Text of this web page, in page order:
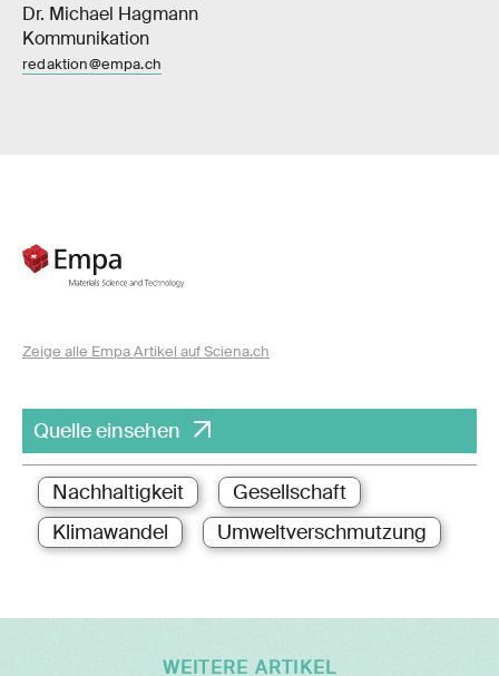
Dr. Michael Hagmann
Kommunikation
redaktion@empa.ch
Zeige alle Empa Artikel auf Sciena.ch
Quelle einsehen
Nachhaltigkeit
Gesellschaft
Klimawandel
Umweltverschmutzung
WEITERE ARTIKEL